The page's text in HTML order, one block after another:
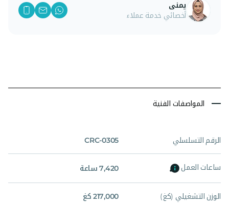
يمنى
أخصائي خدمة عملاء
المواصفات الفنية
الرقم التسلسلي CRC-0305
ساعات العمل 7,420 ساعة
الوزن التشغيلي (كغ) 217,000 كغ